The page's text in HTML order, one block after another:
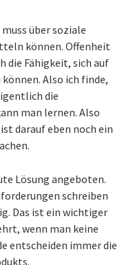
über soziale
können. Offenheit
die Fähigkeit, sich auf
Also ich finde,
die
man lernen. Also
darauf eben noch ein
Lösung angeboten.
schreiben
Das ist ein wichtiger
wenn man keine
entscheiden immer die